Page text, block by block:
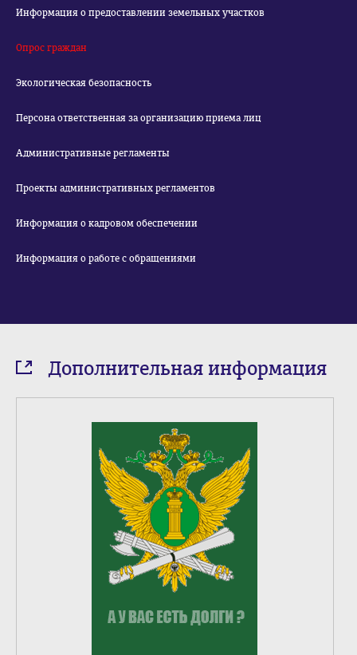
Информация о предоставлении земельных участков
Опрос граждан
Экологическая безопасность
Персона ответственная за организацию приема лиц
Административные регламенты
Проекты административных регламентов
Информация о кадровом обеспечении
Информация о работе с обращениями
Дополнительная информация